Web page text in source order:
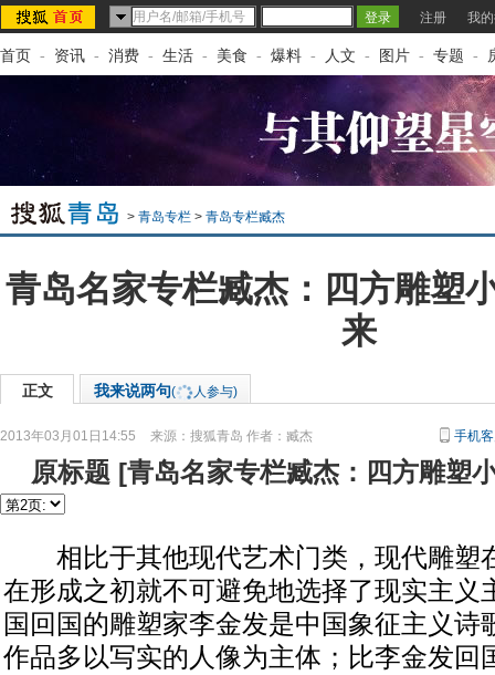
注册 我
首页 - 资讯 - 消费 - 生活 - 美食 - 爆料 - 人文 - 图片 - 专题 -
> 青岛专栏 > 青岛专栏臧杰
青岛名家专栏臧杰：四方雕塑
来
正文 我来说两句( 人参与)
2013年03月01日14:55 来源： 搜狐青岛 作者：臧杰 手机
原标题 [青岛名家专栏臧杰：四方雕塑
相比于其他现代艺术门类，现代雕塑
在形成之初就不可避免地选择了现实主义
国回国的雕塑家李金发是中国象征主义诗
作品多以写实的人像为主体；比李金发回